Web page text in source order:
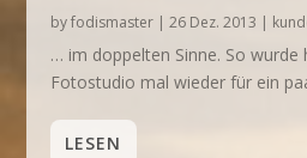
byfodismaster |26 Dez. 2013 |
… im doppelten Sinne. So wurde
Fotostudio mal wieder für ein
LESEN